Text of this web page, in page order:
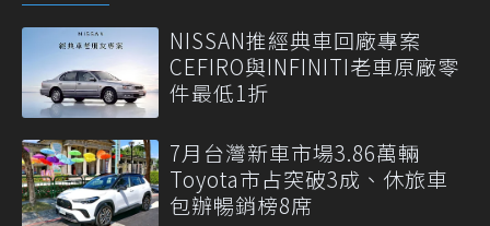
NISSAN推經典車回廠專案
CEFIRO與INFINITI老車原廠零
件最低1折
7月台灣新車市場3.86萬輛
Toyota市占突破3成、休旅車
包辦暢銷榜8席